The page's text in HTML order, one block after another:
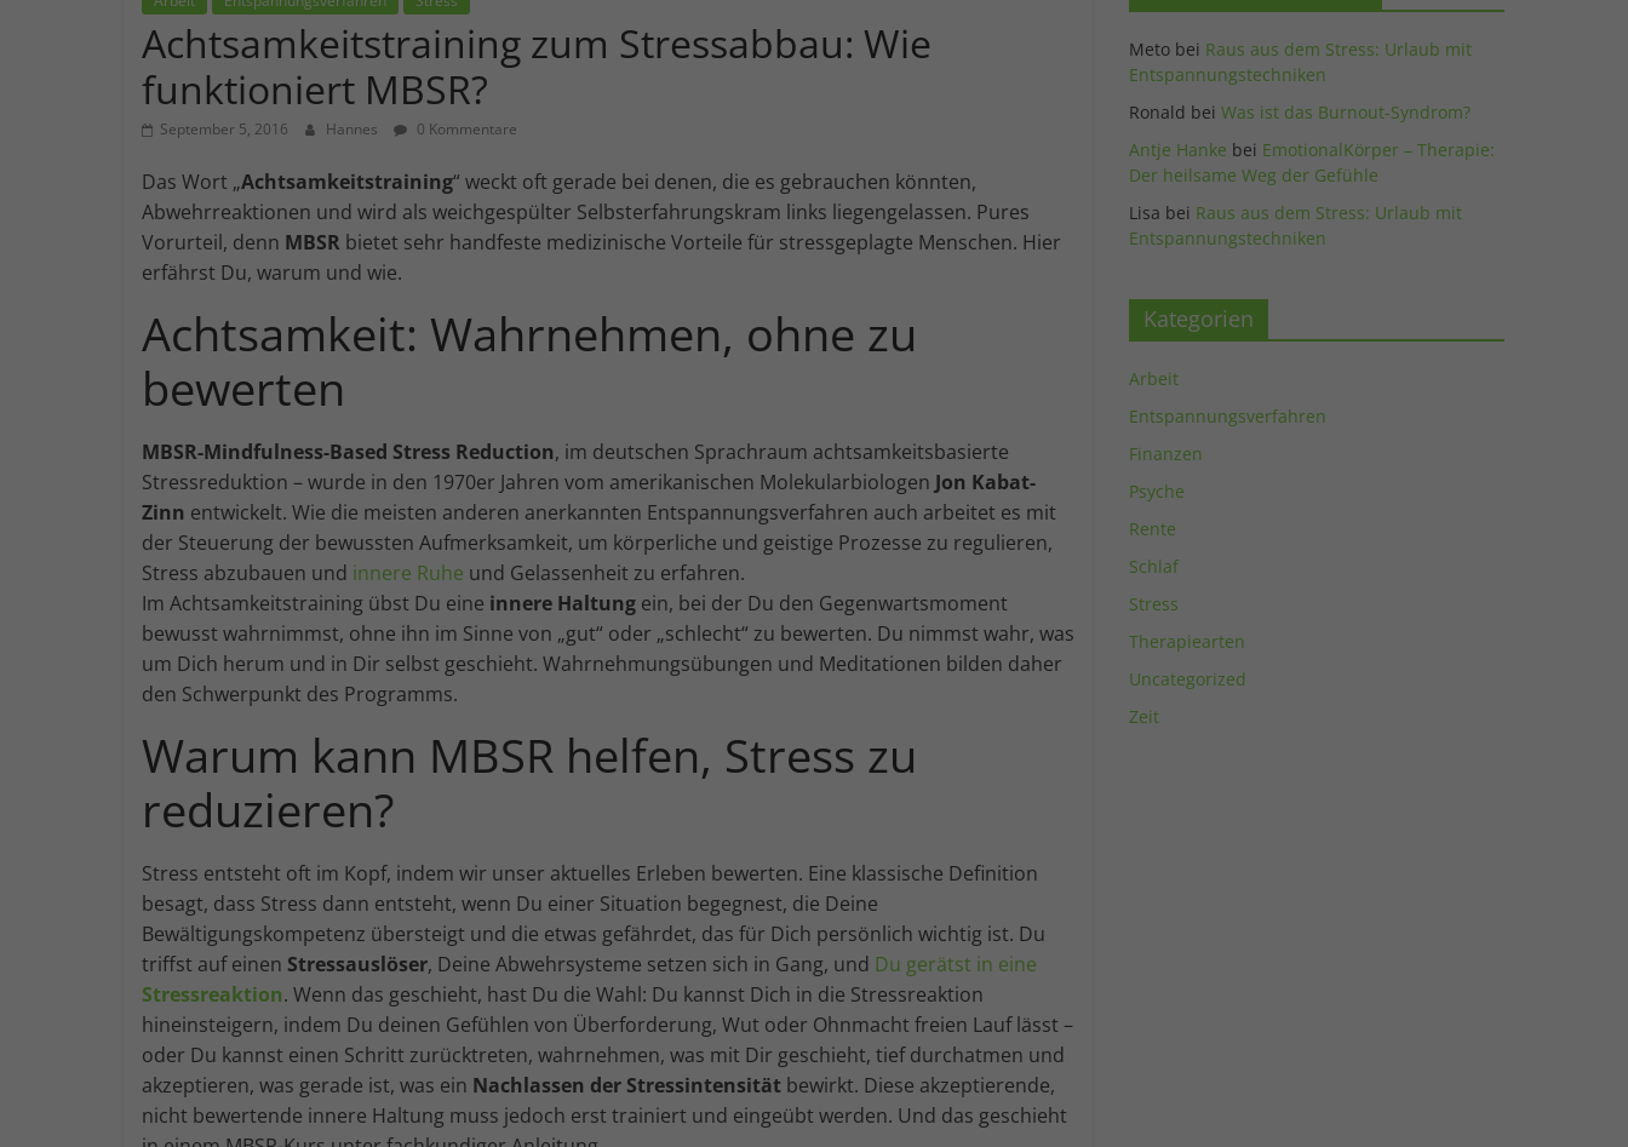
Achtsamkeitstraining zum Stressabbau: Wie
funktioniert MBSR?
September 5, 2016 Hannes 0 Kommentare
Das Wort „Achtsamkeitstraining“ weckt oft gerade bei denen, die es gebrauchen könnten,
Abwehrreaktionen und wird als weichgespülter Selbsterfahrungskram links liegengelassen. Pures
Vorurteil, denn MBSR bietet sehr handfeste medizinische Vorteile für stressgeplagte Menschen. Hier
erfährst Du, warum und wie.
Achtsamkeit: Wahrnehmen, ohne zu
bewerten
MBSR-Mindfulness-Based Stress Reduction, im deutschen Sprachraum achtsamkeitsbasierte
Stressreduktion – wurde in den 1970er Jahren vom amerikanischen Molekularbiologen Jon Kabat-
Zinn entwickelt. Wie die meisten anderen anerkannten Entspannungsverfahren auch arbeitet es mit
der Steuerung der bewussten Aufmerksamkeit, um körperliche und geistige Prozesse zu regulieren,
Stress abzubauen und innere Ruhe und Gelassenheit zu erfahren.
Im Achtsamkeitstraining übst Du eine innere Haltung ein, bei der Du den Gegenwartsmoment
bewusst wahrnimmst, ohne ihn im Sinne von „gut“ oder „schlecht“ zu bewerten. Du nimmst wahr, was
um Dich herum und in Dir selbst geschieht. Wahrnehmungsübungen und Meditationen bilden daher
den Schwerpunkt des Programms.
Warum kann MBSR helfen, Stress zu
reduzieren?
Stress entsteht oft im Kopf, indem wir unser aktuelles Erleben bewerten. Eine klassische Definition
besagt, dass Stress dann entsteht, wenn Du einer Situation begegnest, die Deine
Bewältigungskompetenz übersteigt und die etwas gefährdet, das für Dich persönlich wichtig ist. Du
triffst auf einen Stressauslöser, Deine Abwehrsysteme setzen sich in Gang, und Du gerätst in eine
Stressreaktion. Wenn das geschieht, hast Du die Wahl: Du kannst Dich in die Stressreaktion
hineinsteigern, indem Du deinen Gefühlen von Überforderung, Wut oder Ohnmacht freien Lauf lässt –
oder Du kannst einen Schritt zurücktreten, wahrnehmen, was mit Dir geschieht, tief durchatmen und
akzeptieren, was gerade ist, was ein Nachlassen der Stressintensität bewirkt. Diese akzeptierende,
nicht bewertende innere Haltung muss jedoch erst trainiert und eingeübt werden. Und das geschieht
Meto bei Raus aus dem Stress: Urlaub mit
Entspannungstechniken
Ronald bei Was ist das Burnout-Syndrom?
Antje Hanke bei EmotionalKörper – Therapie:
Der heilsame Weg der Gefühle
Lisa bei Raus aus dem Stress: Urlaub mit
Entspannungstechniken
Kategorien
Arbeit
Entspannungsverfahren
Finanzen
Psyche
Rente
Schlaf
Stress
Therapiearten
Uncategorized
Zeit
Marketing-Cookies werden von Drittanbietern oder
Publishern verwendet, um personalisierte Werbung
Externe Medien (7) An
Inhalte von Videoplattformen und Social-Media-Plattformen
werden standardmäßig blockiert. Wenn Cookies von
externen Medien akzeptiert werden, bedarf der Zugriff auf
powered by Borlabs Cookie